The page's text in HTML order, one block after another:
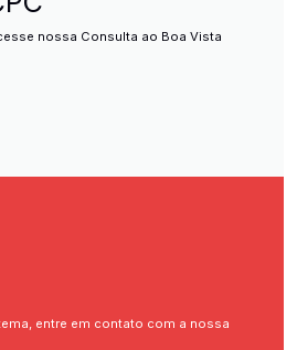
nossa Consulta ao Boa Vista
entre em contato com a nossa